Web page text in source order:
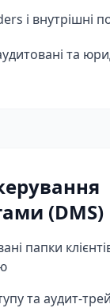
і внутрішні
та
(DMS)
папки
та